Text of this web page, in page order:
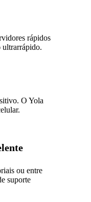
rápidos
ultrarrápido.
O Yola
ou entre
suporte